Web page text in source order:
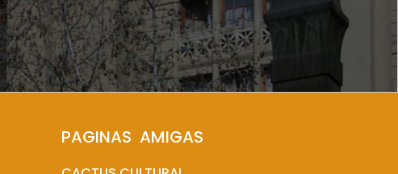
PAGINAS  AMIGAS